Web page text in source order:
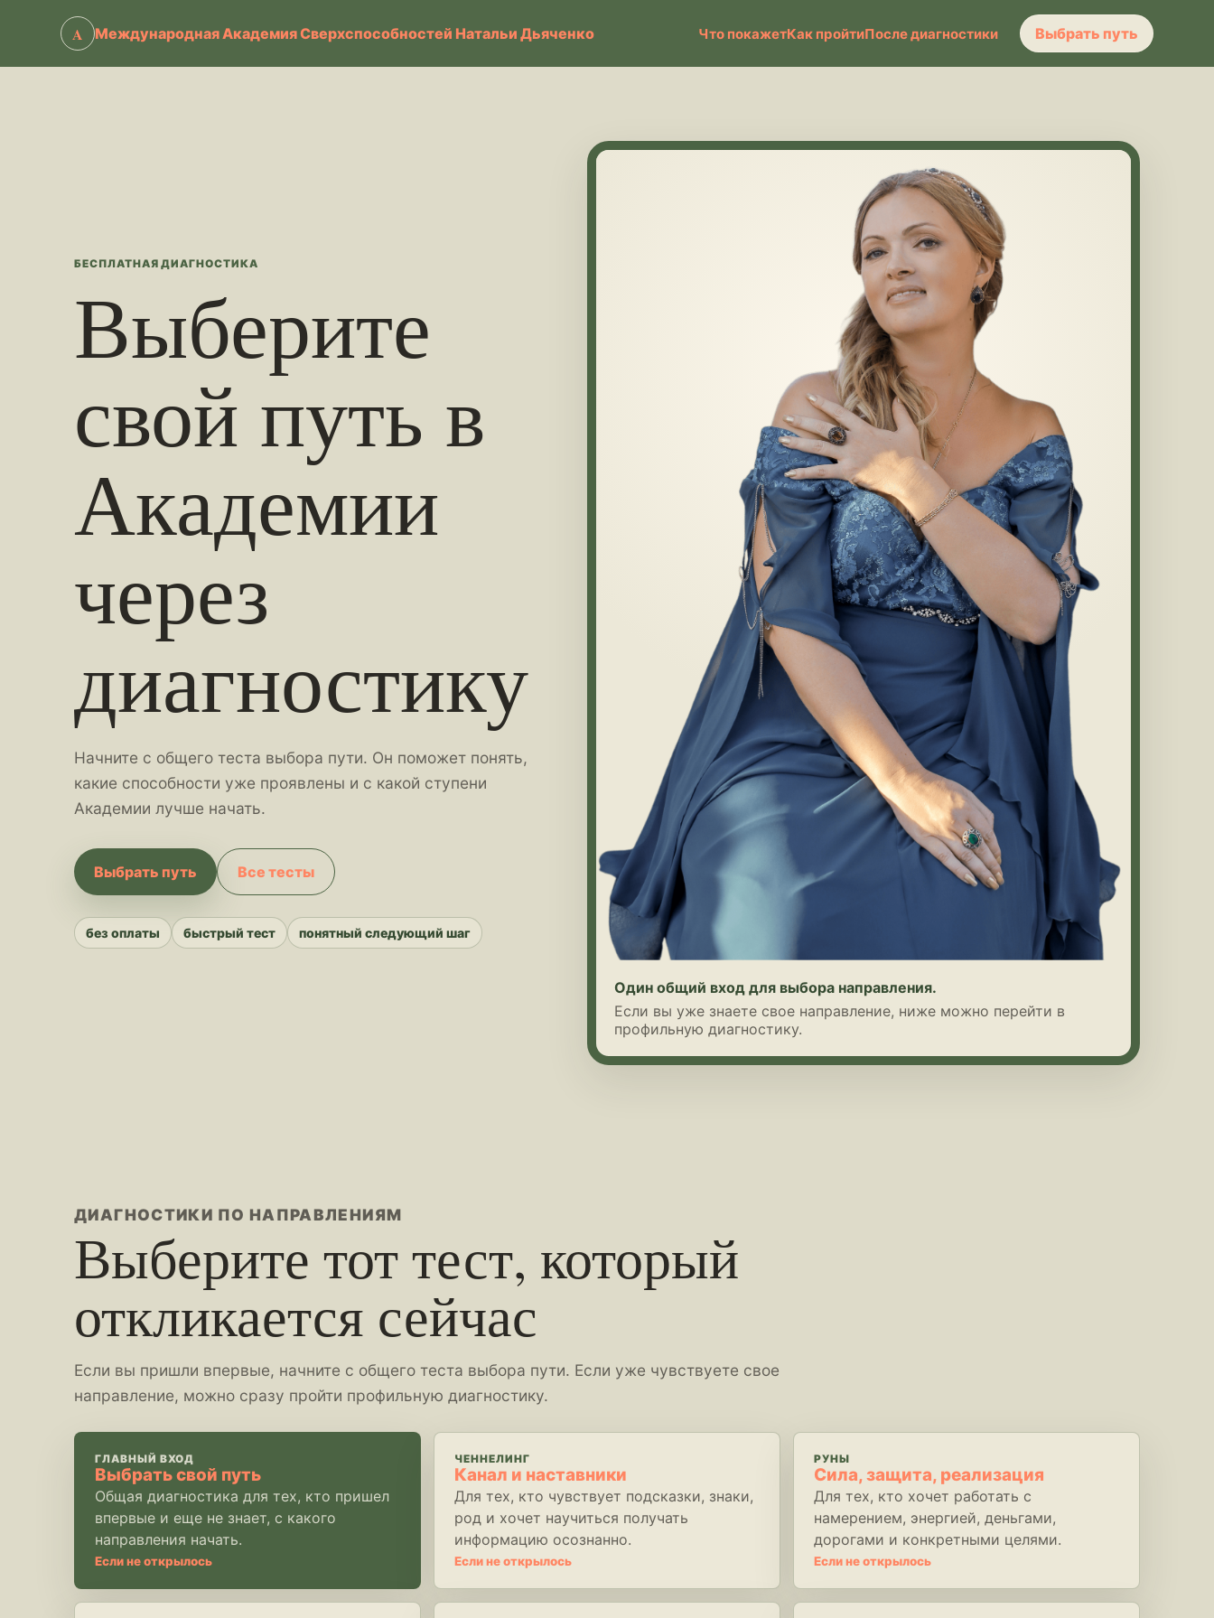
A Международная Академия Сверхспособностей Натальи Дьяченко Что покажетКак пройтиПосле диагностики Выбрать путь
БЕСПЛАТНАЯ ДИАГНОСТИКА
Выберите
свой путь в
Академии
через
диагностику
Начните с общего теста выбора пути. Он поможет понять,
какие способности уже проявлены и с какой ступени
Академии лучше начать.
Выбрать путь Все тесты
без оплаты быстрый тест понятный следующий шаг
Один общий вход для выбора направления.
Если вы уже знаете свое направление, ниже можно перейти в
профильную диагностику.
ДИАГНОСТИКИ ПО НАПРАВЛЕНИЯМ
Выберите тот тест, который
откликается сейчас
Если вы пришли впервые, начните с общего теста выбора пути. Если уже чувствуете свое
направление, можно сразу пройти профильную диагностику.
ГЛАВНЫЙ ВХОД
Выбрать свой путь
Общая диагностика для тех, кто пришел
впервые и еще не знает, с какого
направления начать.
Если не открылось
ЧЕННЕЛИНГ
Канал и наставники
Для тех, кто чувствует подсказки, знаки,
род и хочет научиться получать
информацию осознанно.
Если не открылось
РУНЫ
Сила, защита, реализация
Для тех, кто хочет работать с
намерением, энергией, деньгами,
дорогами и конкретными целями.
Если не открылось